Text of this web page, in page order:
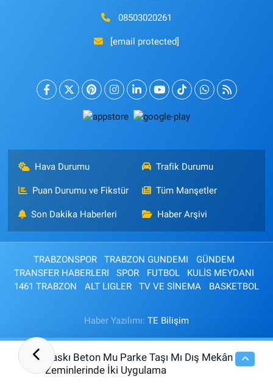
08503020261
[email protected]
Hava Durumu Trafik Durumu
Puan Durumu ve Fikstür Tüm Manşetler
Son Dakika Haberleri Haber Arşivi
TRABZONSPOR TRABZON GUNDEMI
GÜNDEM
TRANSFER HABERLERI
SPOR FUTBOL
KULİS MEYDANI
1461 TRABZON
ALT LIGLER TV VE SİNEMA BASKETBOL
Haber Yazılımı: TE Bilişim
07:30
Baskı Beton Mu Parke Taşı Mı Dış Mekân
Zeminlerinde İki Uygulama